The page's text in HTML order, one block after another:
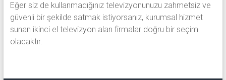
Eğer siz de kullanmadığınız televizyonunuzu zahmetsiz ve
güvenli bir şekilde satmak istiyorsanız, kurumsal hizmet
sunan ikinci el televizyon alan firmalar doğru bir seçim
olacaktır.